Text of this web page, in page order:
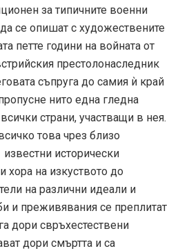
за типичните военни
се опишат с художествените
петте години на войната от
престолонаследник
съпруга до самия ѝ край
нито една гледна
страни, участващи в нея.
това чрез близо
исторически
хора на изкуството до
на различни идеали и
и преживявания се преплитат
дори свръхестествени
дори смъртта и са